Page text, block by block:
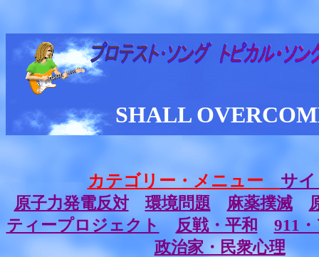
SHALL
カテゴリー・メニュー サ
原子力発電反対 環境問題 麻薬撲滅
ティープロジェクト
反戦・平和
911
政治家・民衆心理